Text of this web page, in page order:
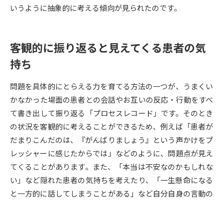
志望校・出願校を調べる
併願校選び 受験スケジュールを立てよう
先輩が入学を決めた理由 テレメール全国一斉進学調査
新生活お役立ちガイド
いうように抽象的に考える傾向が見られたのです。
客観的に振り返ると見えてくる患者の気
持ち
問題を具体的にとらえる力を育てる方法の一つが、うまくい
かなかった場面の患者との会話やお互いの反応・行動をすべ
て書き出して振り返る「プロセスレコード」です。そのとき
の状況を客観的に考えることができるため、例えば「患者が
だまりこんだのは、『がんばりましょう』という声かけをプ
レッシャーに感じたからでは」などのように、問題点が見え
てくることがあります。また、「本当は不安なのかもしれな
い」など隠れた患者の気持ちを考えたり、「一生懸命になる
と一方的に話してしまうことがある」など自分自身の言動の